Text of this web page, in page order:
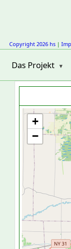
Copyright 2026 hs |
Das Projekt
+
−